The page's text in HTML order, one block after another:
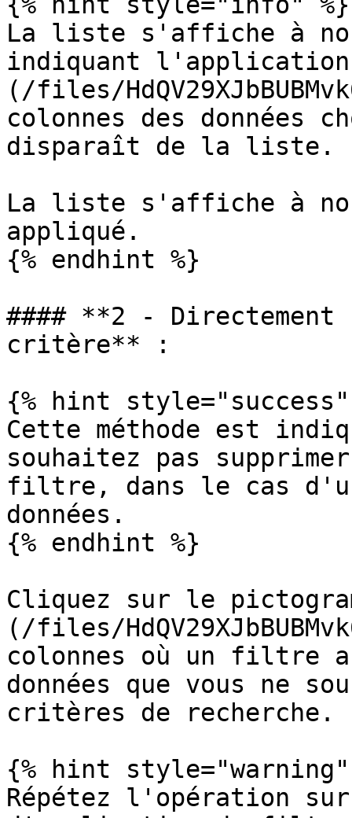
La liste s'affiche à
indiquant
(/files/
colonnes des données
disparaît de la liste.
La liste s'affiche à
appliqué.
{% endhint %}
#### **2 -
critère** :
{% hint style="success"
Cette méthode est
souhaitez pas
filtre, dans le cas
données.
{% endhint %}
Cliquez sur le
(/files/
colonnes où un filtre
données que vous ne
critères de recherche.
{% hint style="warning"
Répétez l'opération sur